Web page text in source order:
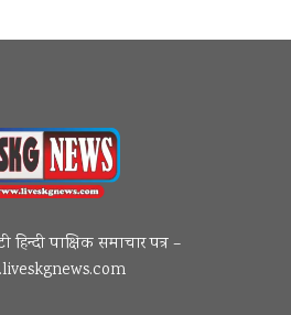
पाक्षिक समाचार पत्र –